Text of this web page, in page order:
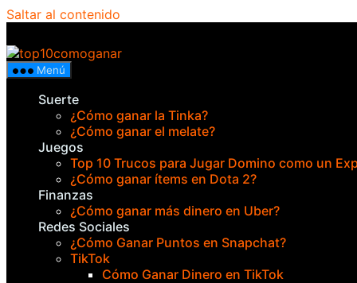
Saltar al contenido
Menú
Suerte
¿Cómo ganar la Tinka?
¿Cómo ganar el melate?
Juegos
Top 10 Trucos para Jugar Domino como un
¿Cómo ganar ítems en Dota 2?
Finanzas
¿Cómo ganar más dinero en Uber?
Redes Sociales
¿Cómo Ganar Puntos en Snapchat?
TikTok
Cómo Ganar Dinero en TikTok